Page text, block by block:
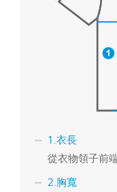
1.衣長
從衣物領子前
2.胸寬